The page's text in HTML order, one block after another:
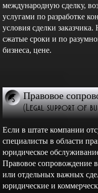
международную сделку,
услугами по разработке
условия сделки
сжатые сроки и по
бизнеса, цене.
Правовое
(Legal support of
Если в штате компании
специалисты в области
юридическое
Правовое сопровождение
или отдельных важных
юридические и